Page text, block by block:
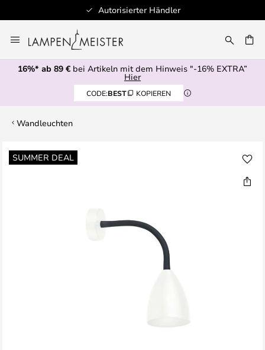
Autorisierter Händler
Inhalt
springen
16%* ab 89 € bei Artikeln mit dem Hinweis "-16% EXTRA”
Hier
CODE:BEST KOPIEREN
Wandleuchten
SUMMER DEAL
Zum
Ende